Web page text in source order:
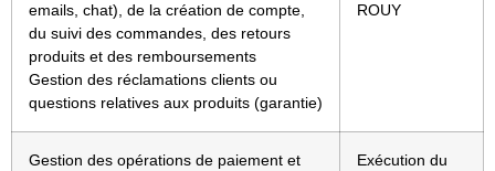
emails, chat), de la création de compte,
du suivi des commandes, des retours
produits et des remboursements
Gestion des réclamations clients ou
questions relatives aux produits (garantie)
ROUY
Gestion des opérations de paiement et
Exécution du